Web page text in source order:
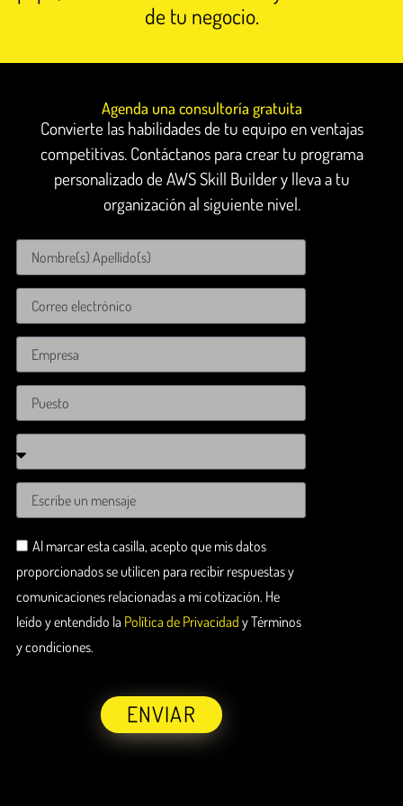
de tu negocio.
Agenda una consultoría gratuita
Convierte las habilidades de tu equipo en ventajas
competitivas. Contáctanos para crear tu programa
personalizado de AWS Skill Builder y lleva a tu
organización al siguiente nivel.
Al marcar esta casilla, acepto que mis datos
proporcionados se utilicen para recibir respuestas y
comunicaciones relacionadas a mi cotización. He
leído y entendido la Política de Privacidad y Términos
y condiciones.
ENVIAR